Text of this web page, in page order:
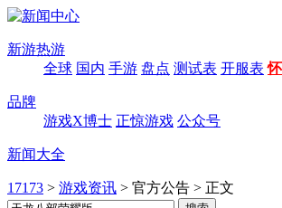
新游热游
全球 国内 手游 盘点 测试表 开服表
品牌
游戏X博士 正惊游戏 公众号
新闻大全
17173 > 游戏资讯 > 官方公告 > 正文